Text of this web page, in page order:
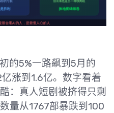
的5%一路飙到5月的
涨到1.6亿。数字看着
：真人短剧被挤得只剩
量从1767部暴跌到100